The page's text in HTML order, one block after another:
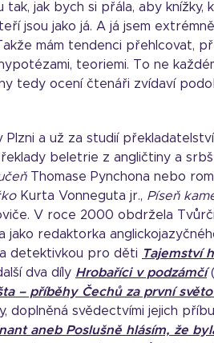
tak, jak bych si přála, aby knížky,
jsou jako já. A já jsem
mám tendenci přehlcovat,
teoriemi. To ne
tedy ocení čtenáři zvídaví
Plzni a už za studií
beletrie z angličtiny a
Thomase Pynchona nebo
Kurta Vonneguta jr., Píseň
V roce 2000 obdržela
jako redaktorka
detektivkou pro děti Tajemství
dva díly Hrobaříci v podzámčí
– příběhy Čechů za první
doplněná svědectvími jejich
aneb Poslušně hlásím, že